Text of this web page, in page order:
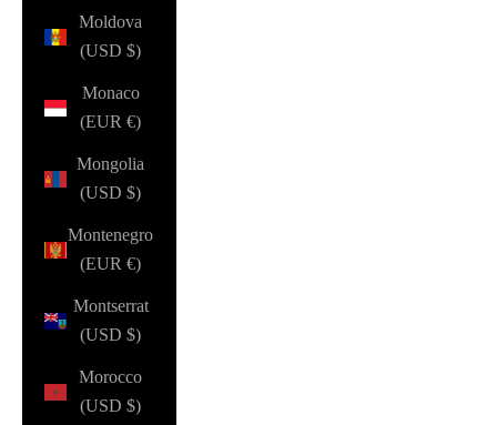
Moldova
(USD $)
Monaco
(EUR €)
Mongolia
(USD $)
Montenegro
(EUR €)
Montserrat
(USD $)
Morocco
(USD $)